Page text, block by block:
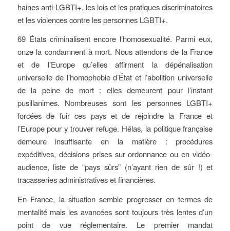
haines anti-LGBTI+, les lois et les pratiques discriminatoires
et les violences contre les personnes LGBTI+.
69 États criminalisent encore l’homosexualité. Parmi eux,
onze la condamnent à mort. Nous attendons de la France
et de l’Europe qu’elles affirment la dépénalisation
universelle de l’homophobie d’État et l’abolition universelle
de la peine de mort : elles demeurent pour l’instant
pusillanimes. Nombreuses sont les personnes LGBTI+
forcées de fuir ces pays et de rejoindre la France et
l’Europe pour y trouver refuge. Hélas, la politique française
demeure insuffisante en la matière : procédures
expéditives, décisions prises sur ordonnance ou en vidéo-
audience, liste de “pays sûrs” (n’ayant rien de sûr !) et
tracasseries administratives et financières.
En France, la situation semble progresser en termes de
mentalité mais les avancées sont toujours très lentes d’un
point de vue réglementaire. Le premier mandat